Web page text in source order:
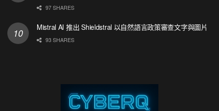
97 SHARES
Mistral AI 推出 Shieldstral 以自然語言政策審查文字與圖片
93 SHARES